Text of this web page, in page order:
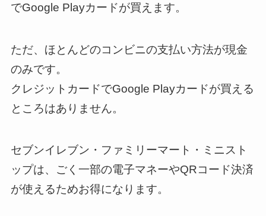
でGoogle Playカードが買えます。
ただ、ほとんどのコンビニの支払い方法が現金
のみです。
クレジットカードでGoogle Playカードが買える
ところはありません。
セブンイレブン・ファミリーマート・ミニスト
ップは、ごく一部の電子マネーやQRコード決済
が使えるためお得になります。